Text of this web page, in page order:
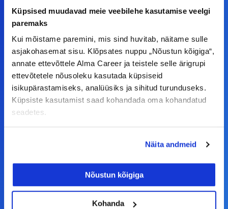
Küpsised muudavad meie veebilehe kasutamise veelgi
paremaks
Kui mõistame paremini, mis sind huvitab, näitame sulle
asjakohasemat sisu. Klõpsates nuppu „Nõustun kõigiga“,
annate ettevõttele Alma Career ja teistele selle ärigrupi
ettevõtetele nõusoleku kasutada küpsiseid
isikupärastamiseks, analüüsiks ja sihitud turunduseks.
Küpsiste kasutamist saad kohandada oma kohandatud
seadetes.
Näita andmeid
Nõustun kõigiga
Kohanda
teha koostööd, siis võta meiega julgelt ühendust.
F
a
c
e
b
o
-
f
I
n
s
t
a
g
m
L
i
n
k
e
d
Y
o
u
t
u
b
e
© Alma Career Estonia OÜ
Tööotsijale
KKK
Kasutustingimused